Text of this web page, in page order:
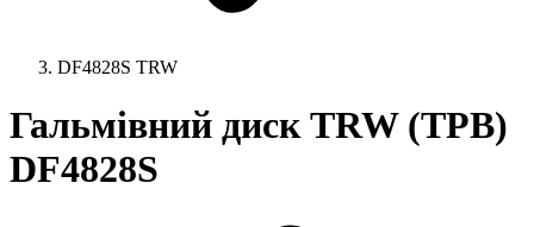
DF4828S TRW
Гальмівний диск TRW (ТРВ)
DF4828S